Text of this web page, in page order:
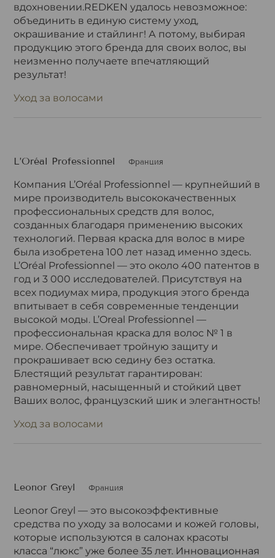
вдохновении.REDKEN удалось невозможное:
объединить в единую систему уход,
окрашивание и стайлинг! А потому, выбирая
продукцию этого бренда для своих волос, вы
неизменно получаете впечатляющий
результат!
Уход за волосами
L’Oréal Professionnel Франция
Компания L’Oréal Professionnel — крупнейший в
мире производитель высококачественных
профессиональных средств для волос,
созданных благодаря применению высоких
технологий. Первая краска для волос в мире
была изобретена 100 лет назад именно здесь.
L’Oréal Professionnel — это около 400 патентов в
год и 3 000 исследователей. Присутствуя на
всех подиумах мира, продукция этого бренда
впитывает в себя современные тенденции
высокой моды. L’Oreal Professionnel —
профессиональная краска для волос № 1 в
мире. Обеспечивает тройную защиту и
прокрашивает всю седину без остатка.
Блестящий результат гарантирован:
равномерный, насыщенный и стойкий цвет
Ваших волос, французский шик и элегантность!
Уход за волосами
Leonor Greyl Франция
Leonor Greyl — это высокоэффективные
средства по уходу за волосами и кожей головы,
которые используются в салонах красоты
класса “люкс” уже более 35 лет. Инновационная